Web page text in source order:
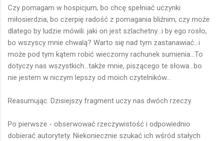
Czy pomagam w hospicjum, bo chcę spełniać uczynki
miłosierdzia, bo czerpię radość z pomagania bliźnim, czy może
dlatego by ludzie mówili: jaki on jest szlachetny...i by ego rosło,
bo wszyscy mnie chwalą? Warto się nad tym zastanawiać...i
może pod tym kątem robić wieczorny rachunek sumienia...To
dotyczy nas wszystkich...także mnie, piszącego te słowa...bo
nie jestem w niczym lepszy od moich czytelników...
Reasumując. Dzisiejszy fragment uczy nas dwóch rzeczy.
Po pierwsze - obserwować rzeczywistość i odpowiednio
dobierać autorytety. Niekoniecznie szukać ich wśród stałych